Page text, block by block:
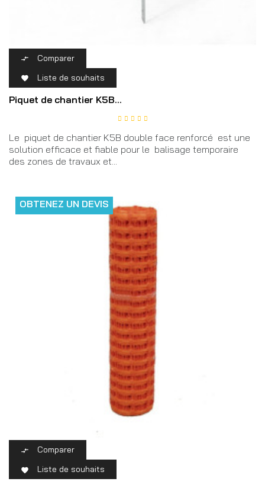
 Comparer
 Liste de souhaits
Piquet de chantier K5B...
Le piquet de chantier K5B double face renforcé est une
solution efficace et fiable pour le balisage temporaire
des zones de travaux et...
OBTENEZ UN DEVIS
 Comparer
 Liste de souhaits